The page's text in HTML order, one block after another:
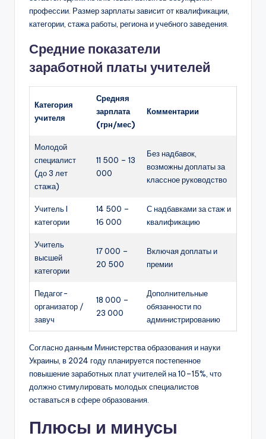
профессии. Размер зарплаты зависит от квалификации,
категории, стажа работы, региона и учебного заведения.
Средние показатели
заработной платы учителей
Категория
учителя
Средняя
зарплата
(грн/мес)
Комментарии
Молодой
специалист
(до 3 лет
стажа)
11 500 – 13
000
Без надбавок,
возможны доплаты за
классное руководство
Учитель I
категории
14 500 –
16 000
С надбавками за стаж и
квалификацию
Учитель
высшей
категории
17 000 –
20 500
Включая доплаты и
премии
Педагог-
организатор /
завуч
18 000 –
23 000
Дополнительные
обязанности по
администрированию
Согласно данным Министерства образования и науки
Украины, в 2024 году планируется постепенное
повышение заработных плат учителей на 10–15%, что
должно стимулировать молодых специалистов
оставаться в сфере образования.
Плюсы и минусы